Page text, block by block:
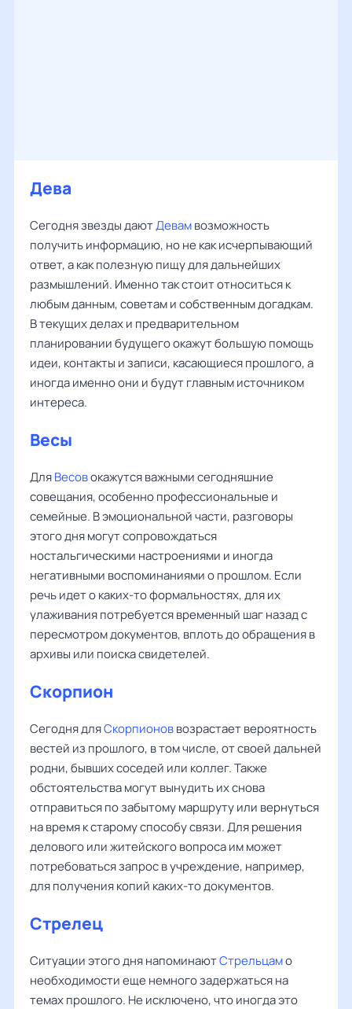
Дева
Сегодня звезды даютДевамвозможность
получить информацию, но не как исчерпывающий
ответ, а как полезную пищу для дальнейших
размышлений. Именно так стоит относиться к
любым данным, советам и собственным догадкам.
В текущих делах и предварительном
планировании будущего окажут большую помощь
идеи, контакты и записи, касающиеся прошлого, а
иногда именно они и будут главным источником
интереса.
Весы
ДляВесовокажутся важными сегодняшние
совещания, особенно профессиональные и
семейные. В эмоциональной части, разговоры
этого дня могут сопровождаться
ностальгическими настроениями и иногда
негативными воспоминаниями о прошлом. Если
речь идет о каких-то формальностях, для их
улаживания потребуется временный шаг назад с
пересмотром документов, вплоть до обращения в
архивы или поиска свидетелей.
Скорпион
Сегодня дляСкорпионоввозрастает вероятность
вестей из прошлого, в том числе, от своей дальней
родни, бывших соседей или коллег. Также
обстоятельства могут вынудить их снова
отправиться по забытому маршруту или вернуться
на время к старому способу связи. Для решения
делового или житейского вопроса им может
потребоваться запрос в учреждение, например,
для получения копий каких-то документов.
Стрелец
Ситуации этого дня напоминаютСтрельцамо
необходимости еще немного задержаться на
темах прошлого. Не исключено, что иногда это